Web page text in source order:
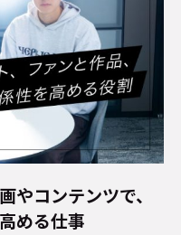
やコンテンツで、
める仕事